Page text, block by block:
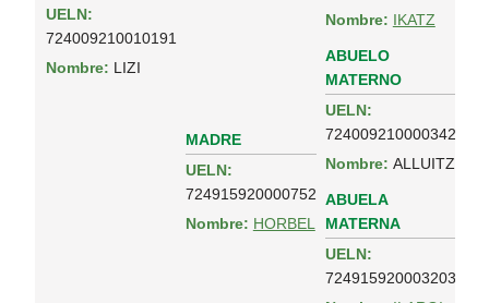
UELN:
724009210010191
Nombre: LIZI
Nombre: IKATZ
MADRE
UELN:
724915920000752
Nombre: HORBEL
ABUELO
MATERNO
UELN:
724009210000342
Nombre: ALLUITZ
ABUELA
MATERNA
UELN:
724915920003203